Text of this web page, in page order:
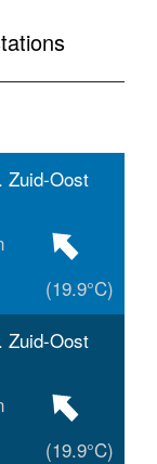
Zuid-Oost
(19.9°C)
Zuid-Oost
(19.9°C)